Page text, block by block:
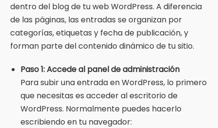
dentro del blog de tu web WordPress. A diferencia
de las páginas, las entradas se organizan por
categorías, etiquetas y fecha de publicación, y
forman parte del contenido dinámico de tu sitio.
Paso 1: Accede al panel de administración
Para subir una entrada en WordPress, lo primero
que necesitas es acceder al escritorio de
WordPress. Normalmente puedes hacerlo
escribiendo en tu navegador: